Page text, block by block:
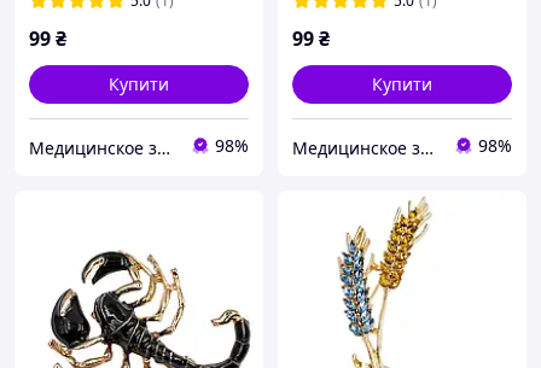
99₴
Купити
Медицинское золото 98%
99₴
Купити
Медицинское золото 98%